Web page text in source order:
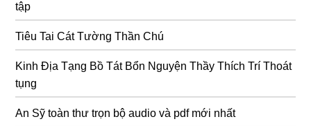
tập
Tiêu Tai Cát Tường Thần Chú
Kinh Địa Tạng Bồ Tát Bổn Nguyện Thầy Thích Trí Thoát
tụng
An Sỹ toàn thư trọn bộ audio và pdf mới nhất